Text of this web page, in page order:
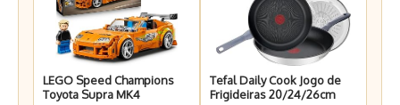
LEGO Speed Champions
Toyota Supra MK4
Tefal Daily Cook Jogo de
Frigideiras 20/24/26cm